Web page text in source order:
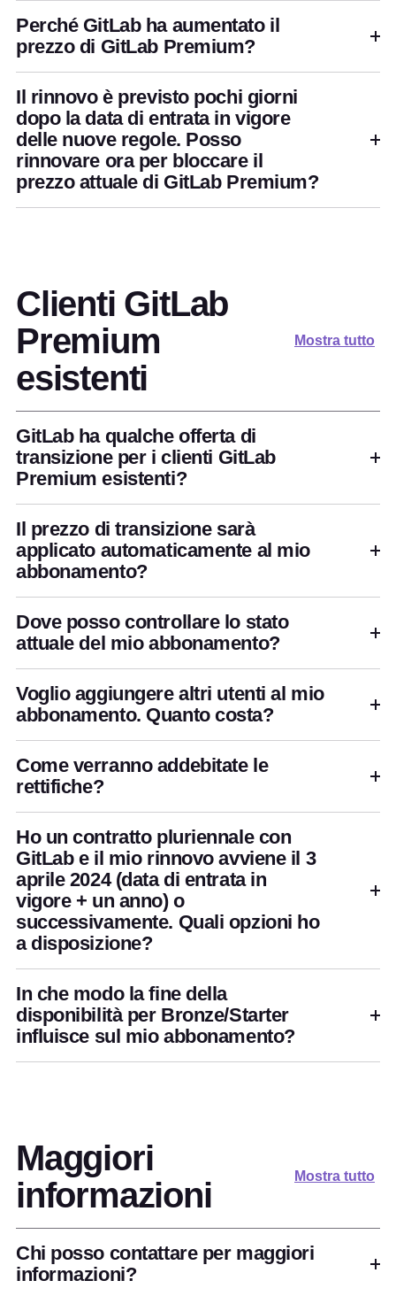
Perché GitLab ha aumentato il
prezzo di GitLab Premium?
Il rinnovo è previsto pochi giorni
dopo la data di entrata in vigore
delle nuove regole. Posso
rinnovare ora per bloccare il
prezzo attuale di GitLab Premium?
Clienti GitLab
Premium
esistenti
Mostra tutto
GitLab ha qualche offerta di
transizione per i clienti GitLab
Premium esistenti?
Il prezzo di transizione sarà
applicato automaticamente al mio
abbonamento?
Dove posso controllare lo stato
attuale del mio abbonamento?
Voglio aggiungere altri utenti al mio
abbonamento. Quanto costa?
Come verranno addebitate le
rettifiche?
Ho un contratto pluriennale con
GitLab e il mio rinnovo avviene il 3
aprile 2024 (data di entrata in
vigore + un anno) o
successivamente. Quali opzioni ho
a disposizione?
In che modo la fine della
disponibilità per Bronze/Starter
influisce sul mio abbonamento?
Maggiori
informazioni
Mostra tutto
Chi posso contattare per maggiori
informazioni?